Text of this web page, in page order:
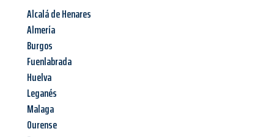
Alcalá de Henares
Almería
Burgos
Fuenlabrada
Huelva
Leganés
Malaga
Ourense